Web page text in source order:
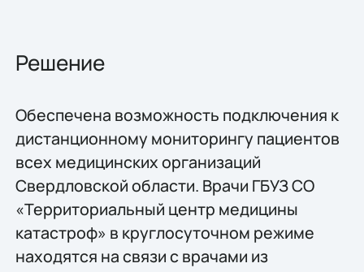
Решение
Обеспечена возможность подключения к
дистанционному мониторингу пациентов
всех медицинских организаций
Свердловской области. Врачи ГБУЗ СО
«Территориальный центр медицины
катастроф» в круглосуточном режиме
находятся на связи с врачами из